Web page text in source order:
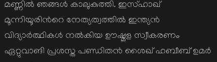
മണ്ണില്‍ ഞങ്ങള്‍ കാലുകുത്തി. ഇസ്ഹാഖ്
മൂന്നിയൂരിന്‍റെ നേത്യത്വത്തില്‍ ഇന്ത്യന്‍
വിദ്യാര്‍ത്ഥികള്‍ നല്‍കിയ ഊഷ്മള സ്വീകരണം
ഏറ്റുവാങി പ്രശസ്ത പണ്ഡിതന്‍ ശൈഖ് ഹബീബ് ഉമര്‍